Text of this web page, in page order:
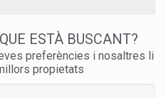
ESTÀ BUSCANT?
preferències i nosaltres li
propietats